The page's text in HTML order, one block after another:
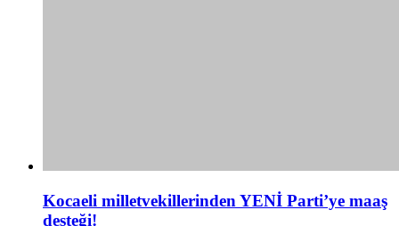
Kocaeli milletvekillerinden YENİ Parti’ye maaş
desteği!